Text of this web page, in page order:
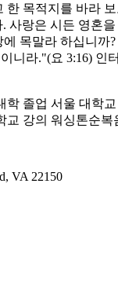
목적지를 바라
사랑은 시든 영혼
목말라 하십니
니라."(요 3:16) 인
졸업 서울 대학교
교 강의 워싱톤순
VA 22150